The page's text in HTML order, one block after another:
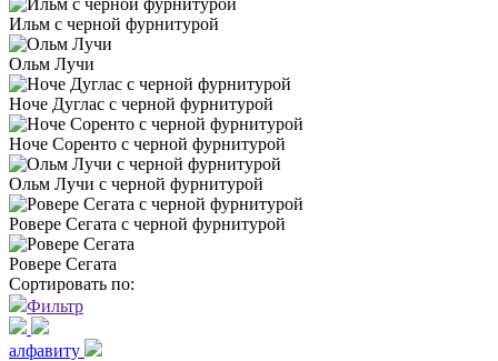
Ильм с черной фурнитурой
Ольм Лучи
Ноче Дуглас с черной фурнитурой
Ноче Соренто с черной фурнитурой
Ольм Лучи с черной фурнитурой
Ровере Сегата с черной фурнитурой
Ровере Сегата
Сортировать по:
Фильтр
алфавиту